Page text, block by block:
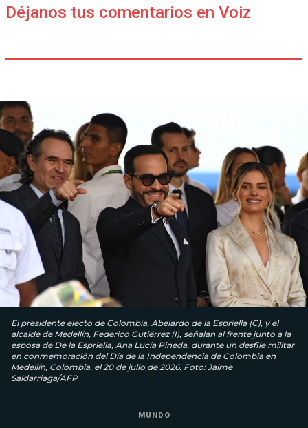
Déjanos tus comentarios en Voiz
El presidente electo de Colombia, Abelardo de la Espriella (C), y el
alcalde de Medellín, Federico Gutiérrez (I), señalan al frente junto a la
esposa de De la Espriella, Ana Lucía Pineda, durante un desfile militar
en conmemoración del Día de la Independencia de Colombia en
Medellín, Colombia, el 20 de julio de 2026. Foto: Jaime
Saldarriaga/AFP
MUNDO